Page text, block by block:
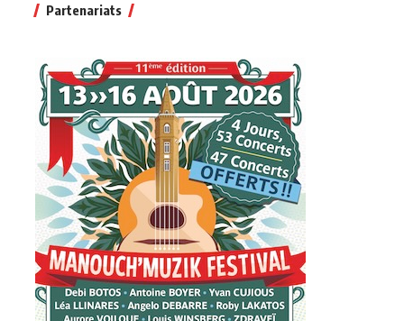
Partenariats